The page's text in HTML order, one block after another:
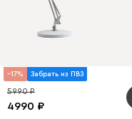
17 Забрать из ПВЗ
4990
5990